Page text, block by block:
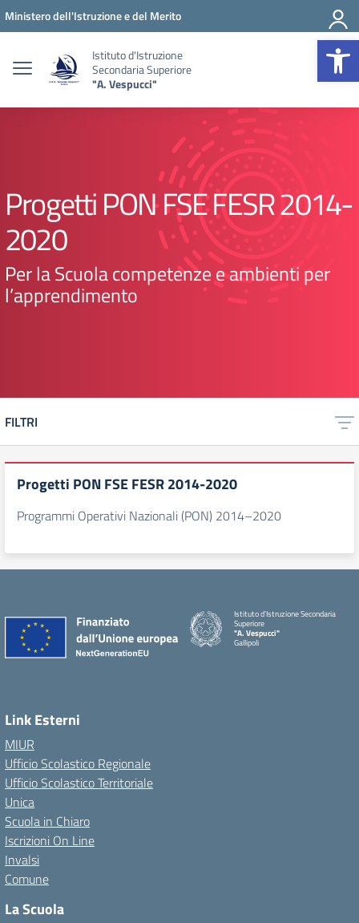
Vai ai contenuti
Vai al menu di navigazione
Vai al footer
Ministero dell'Istruzione e del Merito
Istituto d'Istruzione
Secondaria Superiore
"A. Vespucci"
Progetti PON FSE FESR 2014-
2020
Per la Scuola competenze e ambienti per
l’apprendimento
FILTRI
Progetti PON FSE FESR 2014-2020
Programmi Operativi Nazionali (PON) 2014–2020
Istituto d'Istruzione Secondaria
Superiore
"A. Vespucci"
Gallipoli
Link Esterni
MIUR
Ufficio Scolastico Regionale
Ufficio Scolastico Territoriale
Unica
Scuola in Chiaro
Iscrizioni On Line
Invalsi
Comune
La Scuola